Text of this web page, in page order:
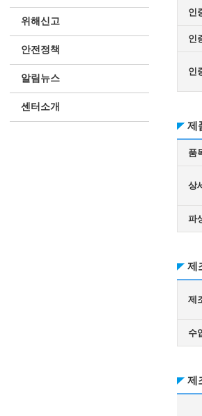
위해신고
안전정책
알림뉴스
센터소개
인
인
인
제
품
상
파
제
제
수
제